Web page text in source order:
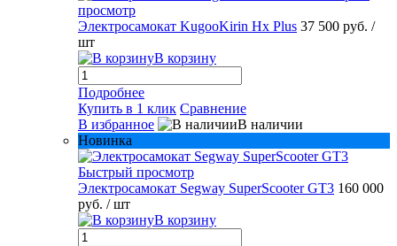
просмотр
Электросамокат KugooKirin Hx Plus 37 500 руб. /
шт
В корзину
Подробнее
Купить в 1 клик Сравнение
В избранное
В наличии
Новинка
Быстрый просмотр
Электросамокат Segway SuperScooter GT3 160 000
руб. / шт
В корзину